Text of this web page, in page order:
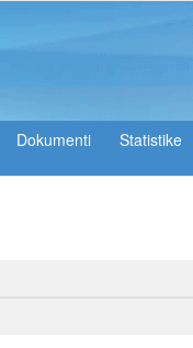
Dokumenti Statistike